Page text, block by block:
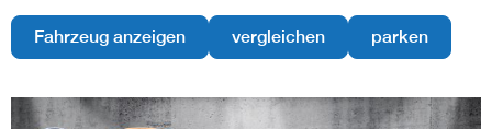
Fahrzeug anzeigen vergleichen parken